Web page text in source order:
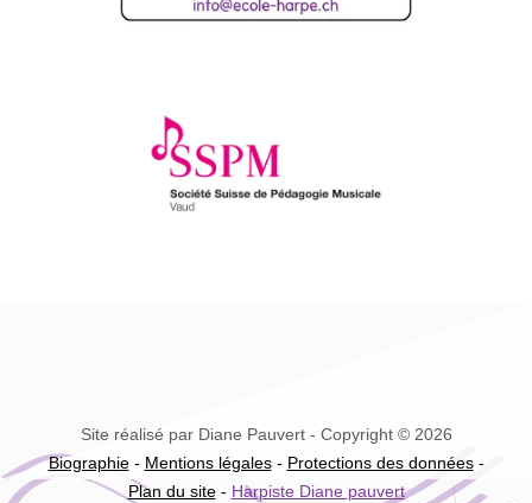
Site réalisé par Diane Pauvert - Copyright © 2026
Biographie- Mentions légales- Protections des données-
Plan du site- Harpiste Diane pauvert